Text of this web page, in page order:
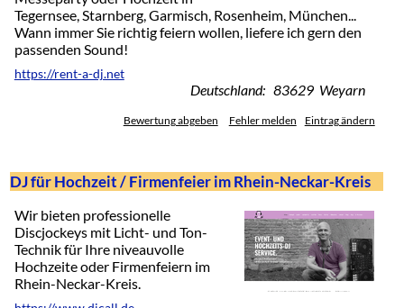
Tegernsee, Starnberg, Garmisch, Rosenheim, München...
Wann immer Sie richtig feiern wollen, liefere ich gern den
passenden Sound!
https://rent-a-dj.net
Deutschland: 83629 Weyarn
Bewertung abgeben Fehler melden Eintrag ändern
DJ für Hochzeit / Firmenfeier im Rhein-Neckar-Kreis
Wir bieten professionelle
Discjockeys mit Licht- und Ton-
Technik für Ihre niveauvolle
Hochzeite oder Firmenfeiern im
Rhein-Neckar-Kreis.